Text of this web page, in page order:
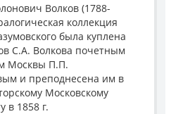
Волков (1788-
коллекция
была куплена
С.А. Волкова почетным
Москвы П.П.
и преподнесена им в
Московскому
в 1858 г.